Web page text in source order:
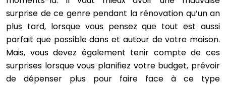
surprise de ce genre pendant la rénovation qu’un an
plus tard, lorsque vous pensez que tout est aussi
parfait que possible dans et autour de votre maison.
Mais, vous devez également tenir compte de ces
surprises lorsque vous planifiez votre budget, prévoir
de dépenser plus pour faire face à ce type